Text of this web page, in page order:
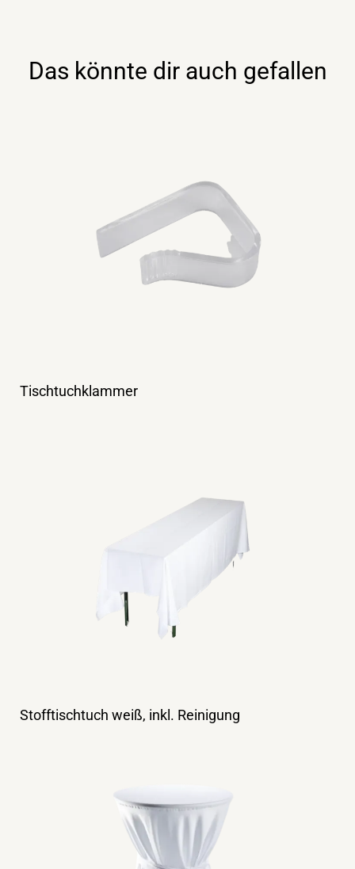
Das könnte dir auch gefallen
Tischtuchklammer
Stofftischtuch weiß, inkl. Reinigung